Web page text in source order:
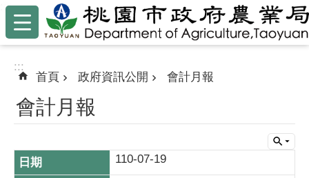
跳到主要內容區塊
:::
:::
首頁 政府資訊公開 會計月報
會計月報
110-07-19